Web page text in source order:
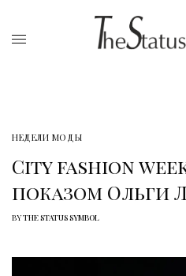
НЕДЕЛИ МОДЫ
City fashion
показом Ольги
BYTHE STATUS SYMBOL